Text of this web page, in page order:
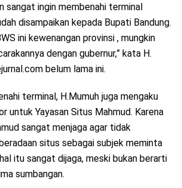
sangat ingin membenahi terminal
disampaikan kepada Bupati Bandung.
ini kewenangan provinsi , mungkin
dengan gubernur,” kata H.
belum lama ini.
terminal, H.Mumuh juga mengaku
untuk Yayasan Situs Mahmud. Karena
sangat menjaga agar tidak
situs sebagai subjek meminta
itu sangat dijaga, meski bukan berarti
sumbangan.